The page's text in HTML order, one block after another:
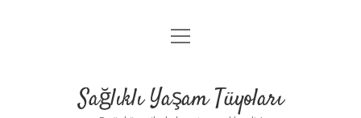
Anasayfa
menüyü
Sağlıklı Yaşam Tüyoları